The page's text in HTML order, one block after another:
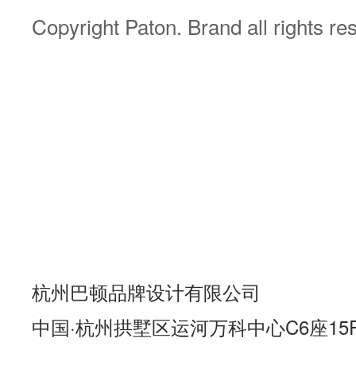
Copyright Paton. Brand all rights
杭州巴顿品牌设计有限公司
中国·杭州拱墅区运河万科中心C6座